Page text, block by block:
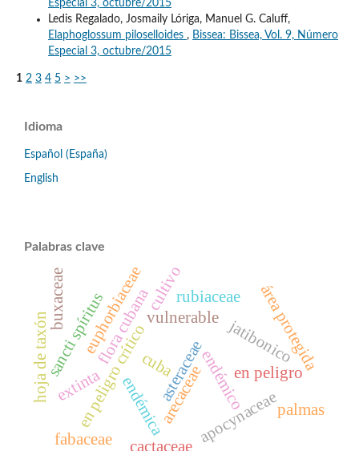
Especial 3, octubre/2015
Ledis Regalado, Josmaily Lóriga, Manuel G. Caluff,
Elaphoglossum piloselloides , Bissea: Bissea, Vol. 9, Número
Especial 3, octubre/2015
1 2 3 4 5 > >>
Idioma
Español (España)
English
Palabras clave
asteraceaeendémico
flora cubana
en peligro
euphorbiaceae
endémica
en peligro crítico apocynaceae
vulnerable
arecaceae
cultivo
fabaceae
jatibonico
sancti spíritus área protegida
hoja de taxón
cactaceae
buxaceae
palmas
cuba
rubiaceae
extinta